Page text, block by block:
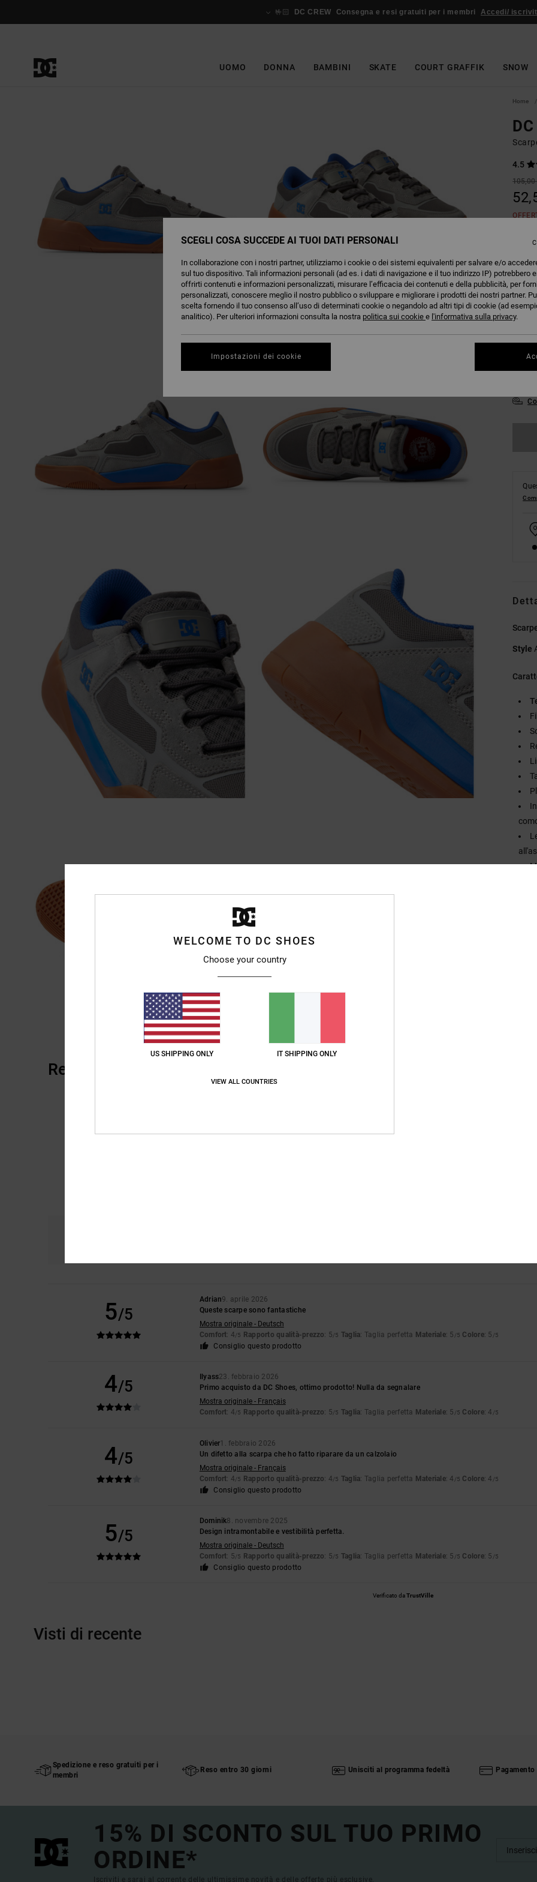
🤟🏻 DC CREW Consegna e resi gratuiti per i membri Accedi/
UOMO DONNA BAMBINI SKATE COURT GRAFFIK SNOW
Home
4.5
105,00
39
43
Style
Recensioni dei clienti
4.5
5/5
Adrian9. aprile 2026
Queste scarpe sono fantastiche
Mostra originale - Deutsch
Comfort: 4/5 Rapporto qualità-prezzo: 5/5 Taglia: Taglia perfetta Materiale: 5 /5 Colore: 5 /5
Consiglio questo prodotto
4/5
Ilyass23. febbraio 2026
Primo acquisto da DC Shoes, ottimo prodotto! Nulla da segnalare
Mostra originale - Français
Comfort: 4/5 Rapporto qualità-prezzo: 5/5 Taglia: Taglia perfetta Materiale: 5 /5 Colore: 4 /5
4/5
Olivier1. febbraio 2026
Un difetto alla scarpa che ho fatto riparare da un calzolaio
Mostra originale - Français
Comfort: 4/5 Rapporto qualità-prezzo: 4/5 Taglia: Taglia perfetta Materiale: 4 /5 Colore: 4 /5
Consiglio questo prodotto
5/5
Dominik8. novembre 2025
Design intramontabile e vestibilità perfetta.
Mostra originale - Deutsch
Comfort: 5/5 Rapporto qualità-prezzo: 5/5 Taglia: Taglia perfetta Materiale: 5 /5 Colore: 5 /5
Consiglio questo prodotto
Verificato daTrustVille
Visti di recente
Spedizione e reso gratuiti per i
membri
Reso entro 30 giorni Unisciti al programma fedeltà
15% DI SCONTO SUL TUO PRIMO
ORDINE*
Iscriviti e sarai al corrente delle ultimissime novità e delle offerte più esclusive.
WELCOME TO DC SHOES
Choose your country
US SHIPPING ONLY IT SHIPPING ONLY
VIEW ALL COUNTRIES
SCEGLI COSA SUCCEDE AI TUOI DATI PERSONALI
In collaborazione con i nostri partner, utilizziamo i cookie o dei sistemi equivalenti per salvare e/o
sul tuo dispositivo. Tali informazioni personali (ad es. i dati di navigazione e il tuo indirizzo IP) potrebbero
offrirti contenuti e informazioni personalizzati, misurare l’efficacia dei contenuti e della pubblicità, per
personalizzati, conoscere meglio il nostro pubblico o sviluppare e migliorare i prodotti dei nostri partner.
scelta fornendo il tuo consenso all’uso di determinati cookie o negandolo ad altri tipi di cookie (ad
analitico). Per ulteriori informazioni consulta la nostra politica sui cookie e l'informativa sulla privacy.
Impostazioni dei cookie